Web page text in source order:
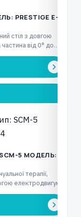
PRESTIGE E-
стіл з довгою
від 0° до
терапії,
електродвигуна,